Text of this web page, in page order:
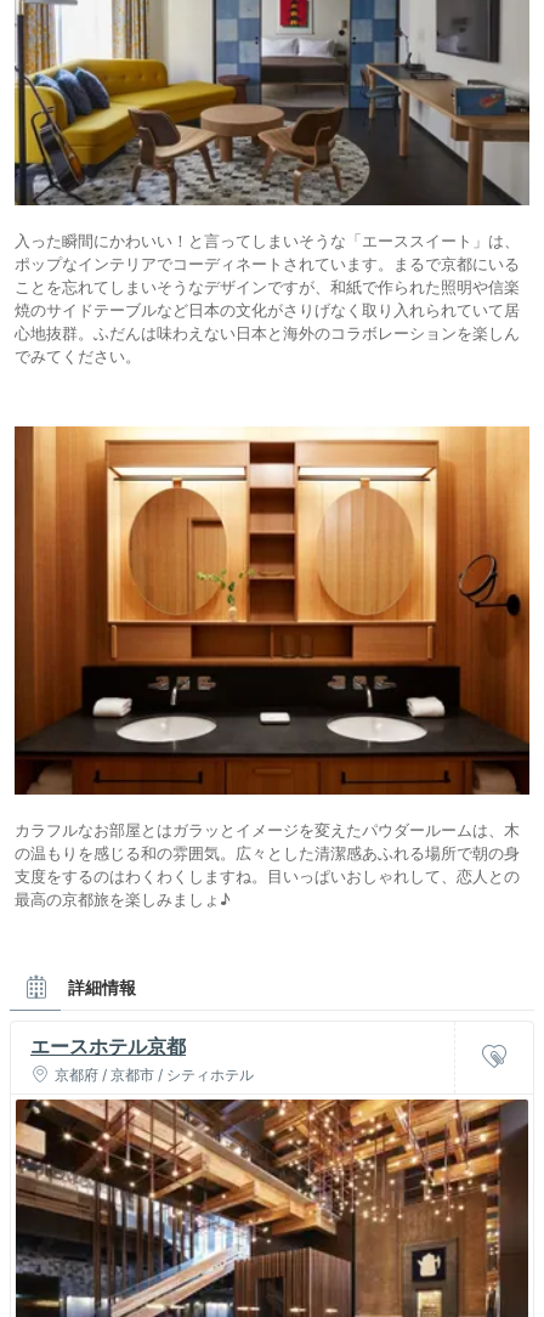
入った瞬間にかわいい！と言ってしまいそうな「エーススイート」は、
ポップなインテリアでコーディネートされています。まるで京都にいる
ことを忘れてしまいそうなデザインですが、和紙で作られた照明や信楽
焼のサイドテーブルなど日本の文化がさりげなく取り入れられていて居
心地抜群。ふだんは味わえない日本と海外のコラボレーションを楽しん
でみてください。
カラフルなお部屋とはガラッとイメージを変えたパウダールームは、木
の温もりを感じる和の雰囲気。広々とした清潔感あふれる場所で朝の身
支度をするのはわくわくしますね。目いっぱいおしゃれして、恋人との
最高の京都旅を楽しみましょ♪
詳細情報
エースホテル京都
京都府 / 京都市 / シティホテル